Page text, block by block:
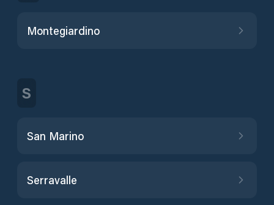
Montegiardino
S
San Marino
Serravalle